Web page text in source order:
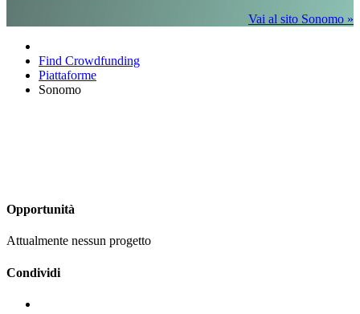
Vai al sito Sonomo »
Find Crowdfunding
Piattaforme
Sonomo
Opportunità
Attualmente nessun progetto
Condividi